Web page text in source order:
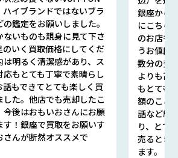
イブランドではないブラ
鑑定をお願いしました。
ないものも親身に見て下さ
のいく買取価格にしてくだ
は明るく清潔感があり、ス
応もとても丁寧で素晴らし
もできてとても楽しく買
た。他店でも売却したこ
今後はおもいおさんにお願
す！銀座で買取をお願いす
さんが断然オススメで
銀座から
にこちら
のお店も
うお値段
数分の査
よりも高
もとても
額のこと
話など細
り、とて
売るとき
ます。